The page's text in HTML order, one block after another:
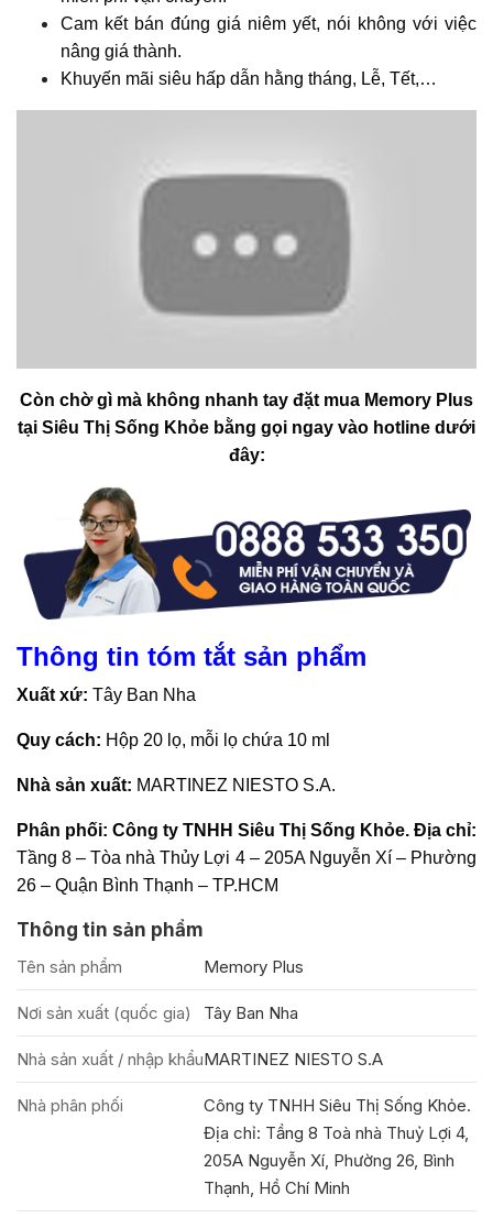
Cam kết bán đúng giá niêm yết, nói không với việc
nâng giá thành.
Khuyến mãi siêu hấp dẫn hằng tháng, Lễ, Tết,…
Còn chờ gì mà không nhanh tay đặt mua Memory Plus
tại Siêu Thị Sống Khỏe bằng gọi ngay vào hotline dưới
đây:
Thông tin tóm tắt sản phẩm
Xuất xứ: Tây Ban Nha
Quy cách: Hộp 20 lọ, mỗi lọ chứa 10 ml
Nhà sản xuất: MARTINEZ NIESTO S.A.
Phân phối: Công ty TNHH Siêu Thị Sống Khỏe. Địa chỉ:
Tầng 8 – Tòa nhà Thủy Lợi 4 – 205A Nguyễn Xí – Phường
26 – Quận Bình Thạnh – TP.HCM
Thông tin sản phẩm
Tên sản phẩm Memory Plus
Nơi sản xuất (quốc gia) Tây Ban Nha
Nhà sản xuất / nhập khẩuMARTINEZ NIESTO S.A
Nhà phân phối
Công ty TNHH Siêu Thị Sống Khỏe.
Địa chỉ: Tầng 8 Toà nhà Thuỷ Lợi 4,
205A Nguyễn Xí, Phường 26, Bình
Thạnh, Hồ Chí Minh